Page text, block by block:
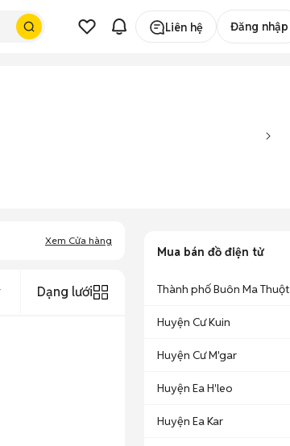
Liên hệ Đăng nhập
Xem Cửa hàng
Dạng lưới
Mua bán đồ điện tử
Thành phố Buôn Ma Thuột
Huyện Cư Kuin
Huyện Cư M'gar
Huyện Ea H'leo
Huyện Ea Kar